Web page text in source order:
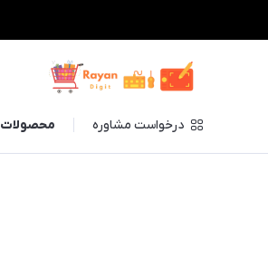
درخواست مشاوره محصولات